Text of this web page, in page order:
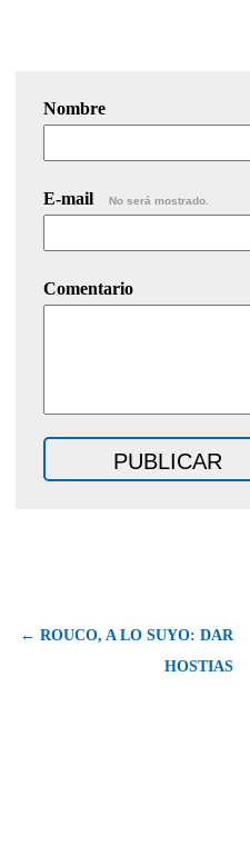
Nombre
E-mail No será mostrado.
Comentario
← ROUCO, A LO SUYO: DAR
HOSTIAS